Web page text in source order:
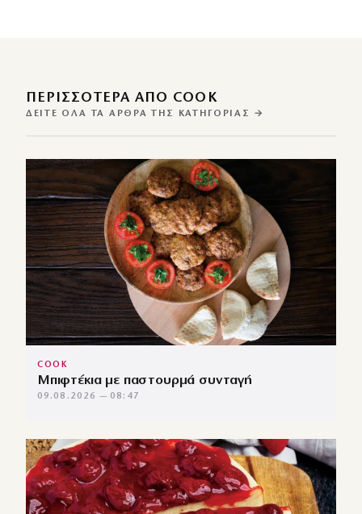
ΠΕΡΙΣΣΌΤΕΡΑ ΑΠΌ COOK
ΔΕΊΤΕ ΌΛΑ ΤΑ ΆΡΘΡΑ ΤΗΣ ΚΑΤΗΓΟΡΊΑΣ →
COOK
Μπιφτέκια με παστουρμά συνταγή
09.08.2026 — 08:47